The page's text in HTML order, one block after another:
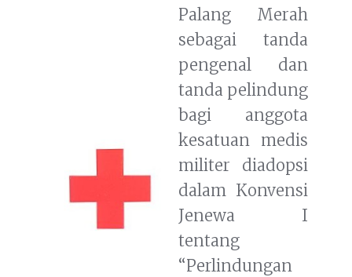
Palang Merah
sebagai tanda
pengenal dan
tanda pelindung
bagi anggota
kesatuan medis
militer diadopsi
dalam Konvensi
Jenewa I
tentang
“Perlindungan